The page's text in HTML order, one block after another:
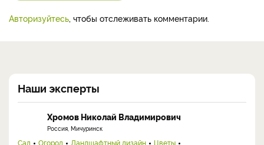
Авторизуйтесь , чтобы отслеживать комментарии.
Наши эксперты
Хромов Николай Владимирович
Россия, Мичуринск
Сад Огород Ландшафтный дизайн
Цветы